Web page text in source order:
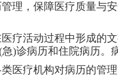
理，保障医疗质量与
疗活动过程中形成的
)诊病历和住院病历。
医疗机构对病历的管理